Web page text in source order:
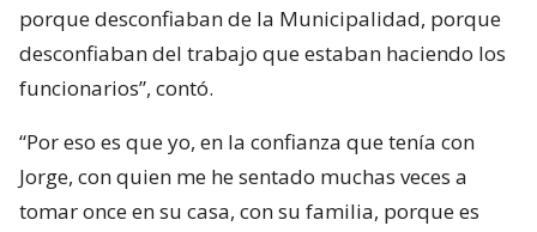
porque desconfiaban de la Municipalidad, porque
desconfiaban del trabajo que estaban haciendo los
funcionarios”, contó.
“Por eso es que yo, en la confianza que tenía con
Jorge, con quien me he sentado muchas veces a
tomar once en su casa, con su familia, porque es